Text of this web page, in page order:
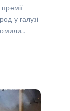
у галузі